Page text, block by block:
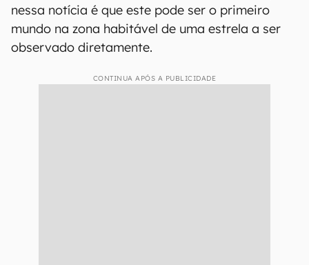
nessa notícia é que este pode ser o primeiro
mundo na zona habitável de uma estrela a ser
observado diretamente.
CONTINUA APÓS A PUBLICIDADE